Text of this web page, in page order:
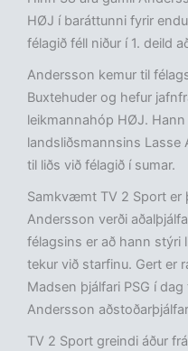
HØJ í baráttunni fyrir
félagið féll niður í 1. deild
Andersson kemur til
Buxtehuder og hefur
leikmannahóp HØJ.
landsliðsmannsins Lasse
til liðs við félagið í sumar.
Samkvæmt TV 2 Sport er
Andersson verði
félagsins er að hann stýri
tekur við starfinu. Gert er
Madsen þjálfari PSG í
Andersson
TV 2 Sport greindi áður